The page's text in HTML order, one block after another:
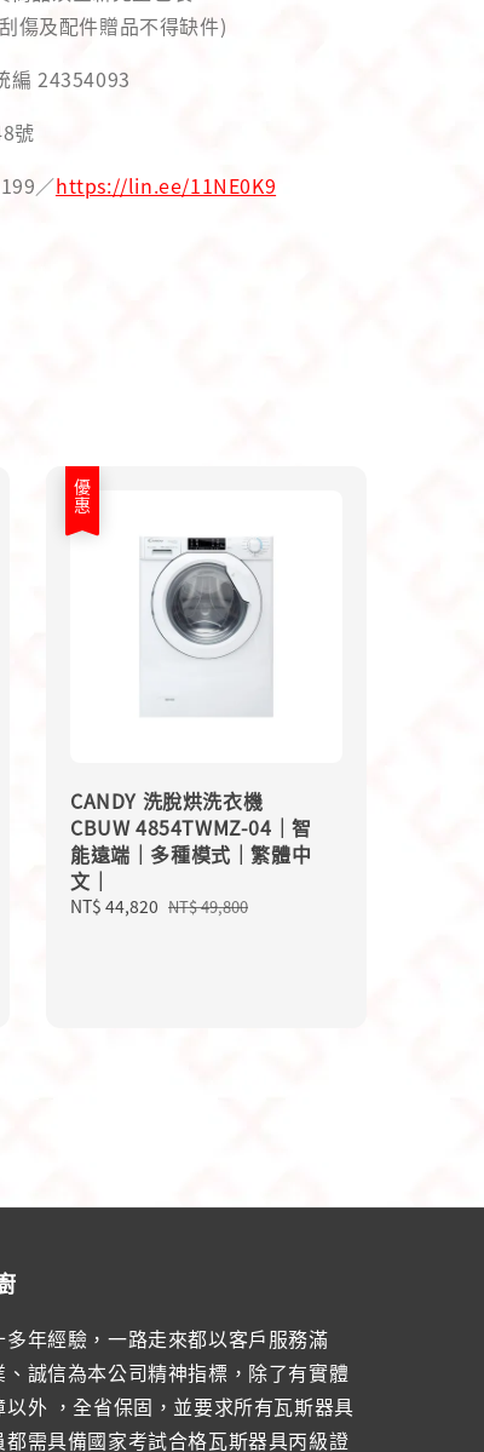
傷及配件贈品不得缺件)
編 24354093
號
／https://lin.ee/11NE0K9
優惠
CANDY 洗脫烘洗衣機
CBUW 4854TWMZ-04｜智
能遠端｜多種模式｜繁體中
文｜
Sale
NT$ 44,820 Regular
NT$ 49,800
多年經驗，一路走來都以客戶服務滿
、誠信為本公司精神指標，除了有實體
以外 ，全省保固，並要求所有瓦斯器具
都需具備國家考試合格瓦斯器具丙級證